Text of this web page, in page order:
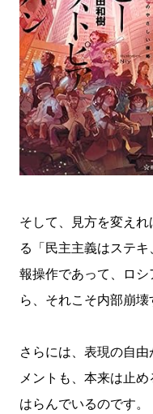
そして、見方を変え
る「民主主義はステ
報操作であって、ロ
ら、それこそ内部崩壊
さらには、表現の自
メントも、本来は止
はらんでいるのです。